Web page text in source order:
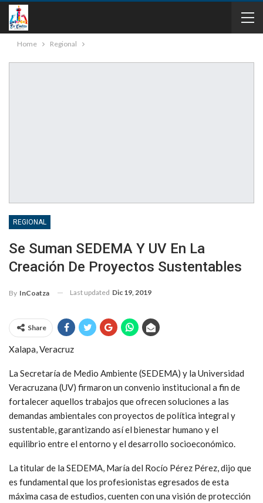
Home Regional
REGIONAL
Se Suman SEDEMA Y UV En La
Creación De Proyectos Sustentables
By InCoatza Last updated Dic 19, 2019
Share
Xalapa, Veracruz
La Secretaría de Medio Ambiente (SEDEMA) y la Universidad
Veracruzana (UV) firmaron un convenio institucional a fin de
fortalecer aquellos trabajos que ofrecen soluciones a las
demandas ambientales con proyectos de política integral y
sustentable, garantizando así el bienestar humano y el
equilibrio entre el entorno y el desarrollo socioeconómico.
La titular de la SEDEMA, María del Rocío Pérez Pérez, dijo que
es fundamental que los profesionistas egresados de esta
máxima casa de estudios, cuenten con una visión de protección